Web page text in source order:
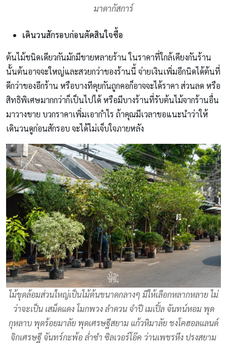
มาดากัสการ์
เดินวนสักรอบก่อนตัดสินใจซื้อ
ต้นไม้ชนิดเดียวกันมักมีขายหลายร้าน ในราคาที่ใกล้เคียงกันร้าน
นั้นต้นอาจจะใหญ่และสวยกว่าของร้านนี้ จ่ายเงินเพิ่มอีกนิดได้ต้นที่
ดีกว่าของอีกร้าน หรือบางทีคุยกันถูกคอก็อาจจะได้ราคา ส่วนลด หรือ
สิทธิพิเศษมากกว่าก็เป็นไปได้ หรือมีบางร้านที่รับต้นไม้จากร้านอื่น
มาวางขาย บวกราคาเพิ่มเอากำไร ถ้าคุณมีเวลาขอแนะนำว่าให้
เดินวนดูก่อนสักรอบ จะได้ไม่เจ็บใจภายหลัง
ไม้ขุดล้อมส่วนใหญ่เป็นไม้ต้นขนาดกลางๆ มีให้เลือกหลากหลาย ไม่
ว่าจะเป็น เสม็ดแดง โมกพวง ลำดวน จำปี เมเปิ้ล จันทน์หอม พุด
กุหลาบ พุดร้อยมาลัย พุดเศรษฐีสยาม แก้วหิมาลัย ชงโคฮอลแลนด์
จิกเศรษฐี จันทร์กะพ้อ ล่ำซำ ซิลเวอร์โอ๊ค ว่านเพชรหึง ปรงสยาม